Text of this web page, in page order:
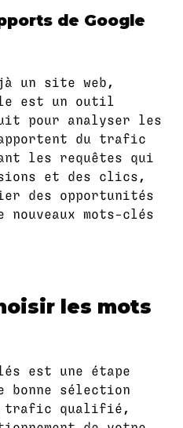
de Google
un site web,
est un outil
pour analyser les
du trafic
les requêtes qui
et des clics,
des opportunités
nouveaux mots-clés
les mots
est une étape
bonne sélection
trafic qualifié,